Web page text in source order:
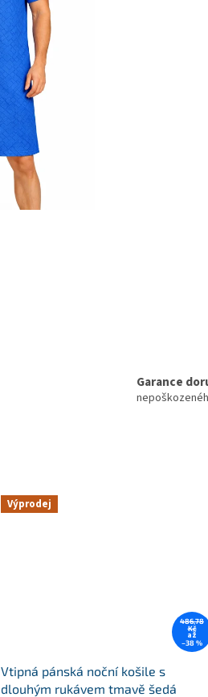
Garance
Výprodej
486,78
Kč
až
–38 %
Vtipná pánská noční košile s
dlouhým rukávem tmavě šedá